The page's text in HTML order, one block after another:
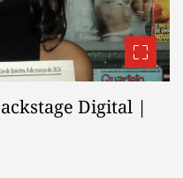
Digital |